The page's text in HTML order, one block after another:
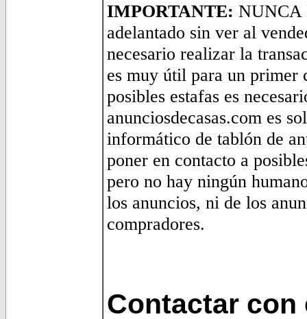
IMPORTANTE: NUNCA
adelantado sin ver al
necesario realizar la
es muy útil para un primer
posibles estafas es
anunciosdecasas.com es
informático de tablón de
poner en contacto a
pero no hay ningún
los anuncios, ni de los
compradores.
Contactar con